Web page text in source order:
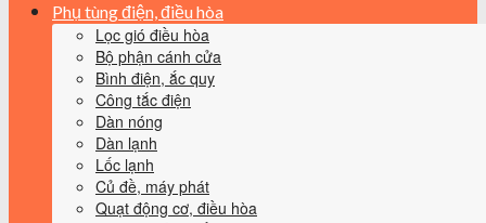
Phụ tùng điện, điều hòa
Lọc gió điều hòa
Bộ phận cánh cửa
Bình điện, ắc quy
Công tắc điện
Dàn nóng
Dàn lạnh
Lốc lạnh
Củ đề, máy phát
Quạt động cơ, điều hòa